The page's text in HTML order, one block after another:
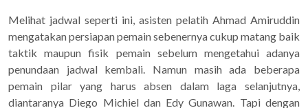
Melihat jadwal seperti ini, asisten pelatih Ahmad Amiruddin
mengatakan persiapan pemain sebenernya cukup matang baik
taktik maupun fisik pemain sebelum mengetahui adanya
penundaan jadwal kembali. Namun masih ada beberapa
pemain pilar yang harus absen dalam laga selanjutnya,
diantaranya Diego Michiel dan Edy Gunawan. Tapi dengan